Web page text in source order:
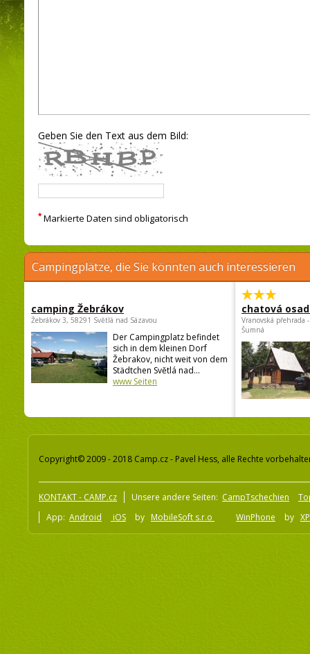
Geben Sie den Text aus dem Bild:
* Markierte Daten sind obligatorisch
Campingplätze, die Sie könnten auch interessieren
camping Žebrákov
Žebrákov 3, 58291 Světlá nad Sázavou
Der Campingplatz befindet
sich in dem kleinen Dorf
Žebrakov, nicht weit von dem
Städtchen Světlá nad...
www Seiten
chatová
Vranovská přehrada
Šumná
Copyright© 2009 - 2018 Camp.cz - Pavel Hess, alle Rechte
KONTAKT - CAMP.cz Unsere andere Seiten: CampTschechien
App: Android iOS by MobileSoft s.r.o WinPhone by